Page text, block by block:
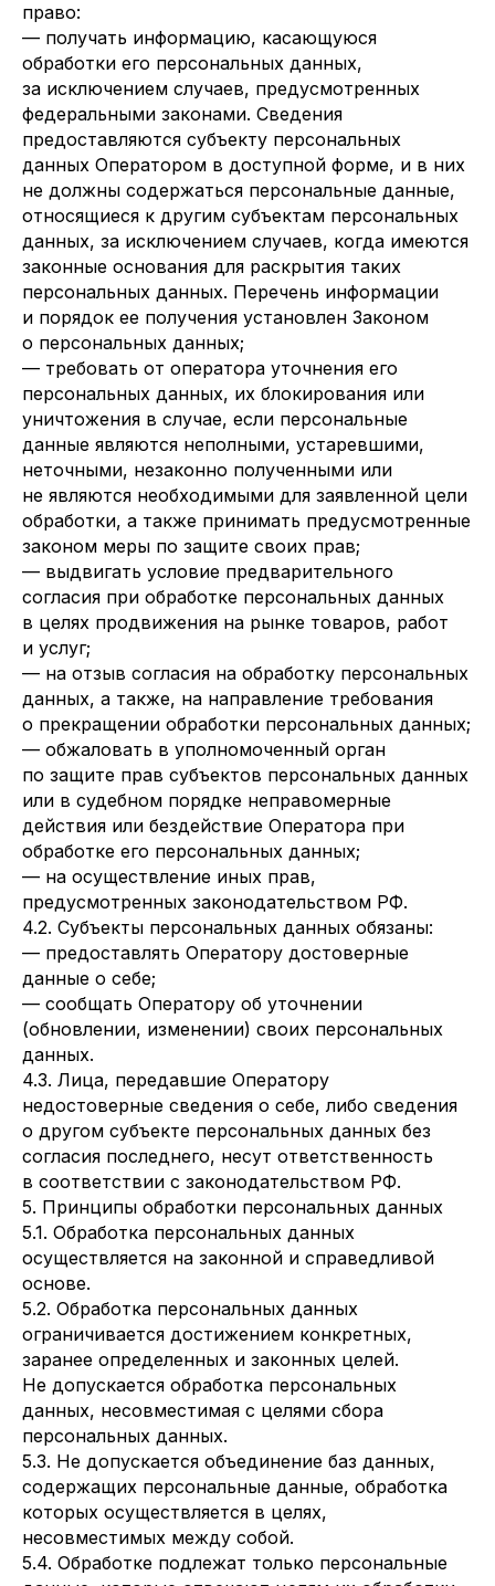
право:
— получать информацию, касающуюся
обработки его персональных данных,
за исключением случаев, предусмотренных
федеральными законами. Сведения
предоставляются субъекту персональных
данных Оператором в доступной форме, и в них
не должны содержаться персональные данные,
относящиеся к другим субъектам персональных
данных, за исключением случаев, когда имеются
законные основания для раскрытия таких
персональных данных. Перечень информации
и порядок ее получения установлен Законом
о персональных данных;
— требовать от оператора уточнения его
персональных данных, их блокирования или
уничтожения в случае, если персональные
данные являются неполными, устаревшими,
неточными, незаконно полученными или
не являются необходимыми для заявленной цели
обработки, а также принимать предусмотренные
законом меры по защите своих прав;
— выдвигать условие предварительного
согласия при обработке персональных данных
в целях продвижения на рынке товаров, работ
и услуг;
— на отзыв согласия на обработку персональных
данных, а также, на направление требования
о прекращении обработки персональных данных;
— обжаловать в уполномоченный орган
по защите прав субъектов персональных данных
или в судебном порядке неправомерные
действия или бездействие Оператора при
обработке его персональных данных;
— на осуществление иных прав,
предусмотренных законодательством РФ.
4.2. Субъекты персональных данных обязаны:
— предоставлять Оператору достоверные
данные о себе;
— сообщать Оператору об уточнении
(обновлении, изменении) своих персональных
данных.
4.3. Лица, передавшие Оператору
недостоверные сведения о себе, либо сведения
о другом субъекте персональных данных без
согласия последнего, несут ответственность
в соответствии с законодательством РФ.
5. Принципы обработки персональных данных
5.1. Обработка персональных данных
осуществляется на законной и справедливой
основе.
5.2. Обработка персональных данных
ограничивается достижением конкретных,
заранее определенных и законных целей.
Не допускается обработка персональных
данных, несовместимая с целями сбора
персональных данных.
5.3. Не допускается объединение баз данных,
содержащих персональные данные, обработка
которых осуществляется в целях,
несовместимых между собой.
5.4. Обработке подлежат только персональные